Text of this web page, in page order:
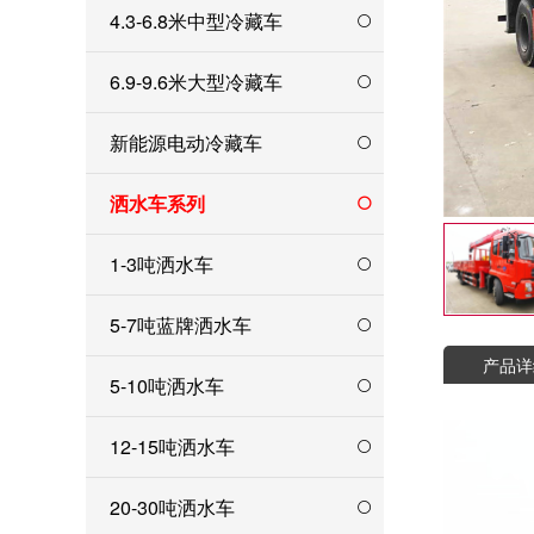
4.3-6.8米中型冷藏车
6.9-9.6米大型冷藏车
新能源电动冷藏车
洒水车系列
1-3吨洒水车
5-7吨蓝牌洒水车
5-10吨洒水车
12-15吨洒水车
20-30吨洒水车
产品